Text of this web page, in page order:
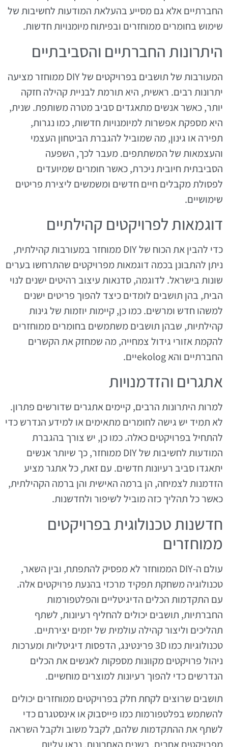
החברתיים אלא גם מסייע בהעלאת המודעות לחשיבות של
שימוש בחומרים ממוחזרים ובפיתוח מיומנויות חדשות.
היתרונות החברתיים והסביבתיים
המעורבות של תושבים בפרויקטים של DIY ממוחזר מציעה
יתרונות רבים. ראשית, היא תורמת לבניית קהילה חזקה
יותר, כאשר אנשים מתאגדים סביב מטרה משותפת. שנית,
היא מספקת אפשרות למיומנויות חדשות, כמו נגרות,
תפירה או גינון, מה שמוביל להגברת הביטחון העצמי
והעצמאות של המשתתפים. מעבר לכך, השפעה
הסביבתית חיובית ניכרת, כאשר חומרים שמיועדים
לפסולת מקבלים חיים חדשים ומשמשים ליצירת פריטים
שימושיים.
דוגמאות לפרויקטים קהילתיים
כדי להבין את הכוח של DIY ממוחזר במעורבות קהילתית,
ניתן להתבונן בכמה דוגמאות מפרויקטים שהתרחשו בערים
שונות בישראל. לדוגמה, סדנאות עיצוב רהיטים ישנים לנוי
הבית, בהן תושבים לומדים כיצד להפוך פריטים ישנים
למשהו חדש ומרשים. כמו כן, קיימות יוזמות של גינות
קהילתיות, שבהן תושבים משתמשים בחומרים ממוחזרים
להקמת אזורי גידול צמחייה, מה שמחזק את הקשרים
החברתיים והא ekologיים.
אתגרים והזדמנויות
למרות היתרונות הרבים, קיימים אתגרים שדורשים פתרון.
לא תמיד יש גישה לחומרים מתאימים או למידע הנדרש כדי
להתחיל בפרויקטים כאלה. כמו כן, יש צורך בהגברת
המודעות לחשיבות של DIY ממוחזר, כך שיותר אנשים
יתאגדו סביב רעיונות חדשים. עם זאת, כל אתגר מציע
הזדמנות לצמיחה, הן ברמה האישית והן ברמה הקהילתית,
כאשר כל תהליך כזה מוביל לשיפור ולחדשנות.
חדשנות טכנולוגית בפרויקטים
ממוחזרים
עולם ה-DIY הממוחזר לא מפסיק להתפתח, ובין השאר,
טכנולוגיה משחקת תפקיד מרכזי בהנעת פרויקטים אלה.
עם התקדמות הכלים הדיגיטליים והפלטפורמות
החברתיות, תושבים יכולים להחליף רעיונות, לשתף
תהליכים וליצור קהילה עולמית של יזמים יצירתיים.
טכנולוגיות כמו 3D פרינטינג, הדפסות דיגיטליות ומערכות
ניהול פרויקטים מקוונות מספקות לאנשים את הכלים
הנדרשים כדי להפוך רעיונות למוצרים מוחשיים.
תושבים שרוצים לקחת חלק בפרויקטים ממוחזרים יכולים
להשתמש בפלטפורמות כמו פייסבוק או אינסטגרם כדי
לשתף את ההתקדמות שלהם, לקבל משוב ולקבל השראה